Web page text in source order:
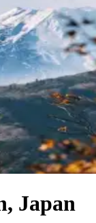
Japan